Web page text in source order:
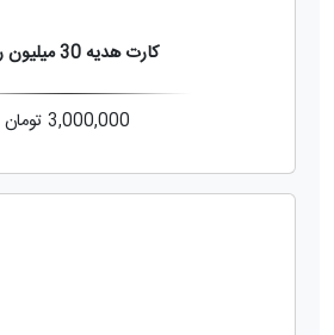
کارت هدیه 30 میلیون ریال
3,000,000 تومان